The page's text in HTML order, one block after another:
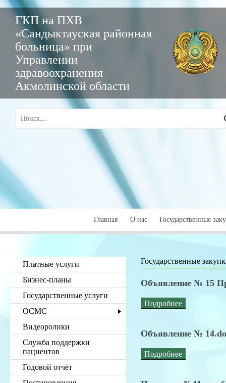
ГКП на ПХВ
«Сандыктауская районная
больница» при
Управлении
здравоохранения
Акмолинской области
Главная О нас Государственные
Платные услуги
Бизнес-планы
Государственные услуги
ОСМС
Видеоролики
Служба поддержки
пациентов
Годовой отчёт
Государственные
Объявление № 15
Подробнее
Объявление №
Подробнее